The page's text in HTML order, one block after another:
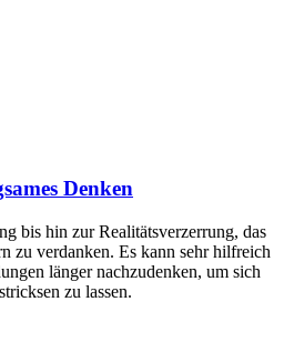
Denken
bis hin zur Realitätsverzerrung, das
zu verdanken. Es kann sehr hilfreich
länger nachzudenken, um sich
zu lassen.